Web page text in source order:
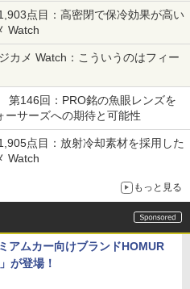
点目：高密閉で保冷効果が高い
Watch
カメ Watch：こういうのはフィー
第146回：PRO銘の魚眼レンズを
ーサーズへの期待と可能性
点目：放射冷却素材を採用した
Watch
もっと見る
アムカー向けブランドHOMUR
が登場！